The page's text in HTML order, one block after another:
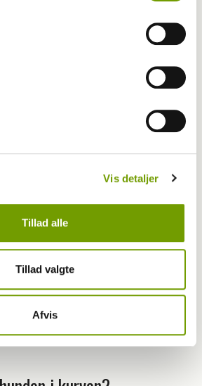
Vis detaljer
Tillad alle
Tillad valgte
Afvis
ældste hund